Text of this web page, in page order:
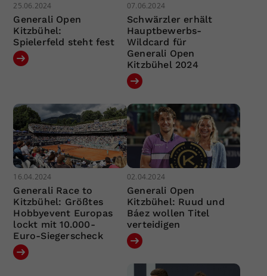
25.06.2024
Generali Open
Kitzbühel:
Spielerfeld steht fest
07.06.2024
Schwärzler erhält
Hauptbewerbs-
Wildcard für
Generali Open
Kitzbühel 2024
16.04.2024
Generali Race to
Kitzbühel: Größtes
Hobbyevent Europas
lockt mit 10.000-
Euro-Siegerscheck
02.04.2024
Generali Open
Kitzbühel: Ruud und
Báez wollen Titel
verteidigen